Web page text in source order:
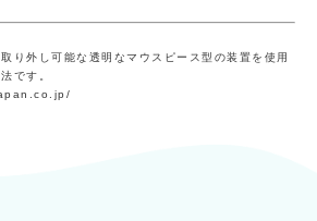
り外し可能な透明なマウスピース型の装置を使用
です。